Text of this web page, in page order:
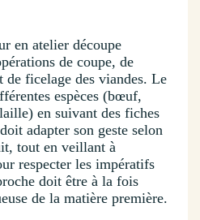
en atelier découpe
de coupe, de
de ficelage des viandes. Le
espèces (bœuf,
en suivant des fiches
adapter son geste selon
tout en veillant à
respecter les impératifs
doit être à la fois
de la matière première.